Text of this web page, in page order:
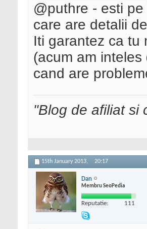
@puthre - esti
care are detalii
Iti garantez ca tu
(acum am
cand are
"Blog de afiliat si
15th January 2013, 20:17
Dan
Membru SeoPedia
Reputatie: 111